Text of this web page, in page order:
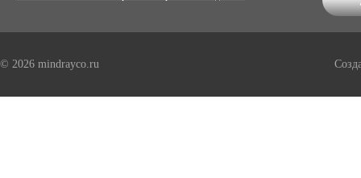
© 2026 mindrayco.ru